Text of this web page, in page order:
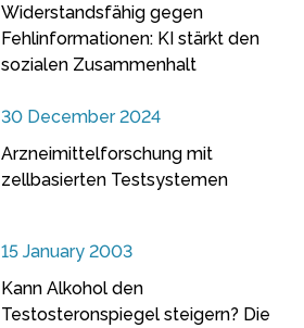
Widerstandsfähig gegen
Fehlinformationen: KI stärkt den
sozialen Zusammenhalt
30 December 2024
Arzneimittelforschung mit
zellbasierten Testsystemen
15 January 2003
Kann Alkohol den
Testosteronspiegel steigern? Die